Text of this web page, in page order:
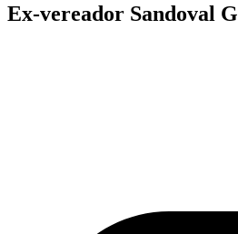
Ex-vereador Sandoval